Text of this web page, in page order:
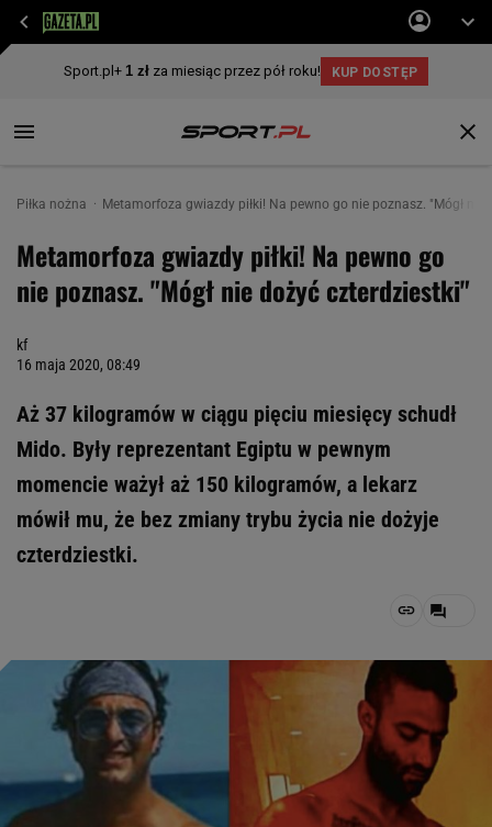
Piłka nożna Metamorfoza gwiazdy piłki! Na pewno go nie poznasz. "Mógł nie
Metamorfoza gwiazdy piłki! Na pewno go
nie poznasz. "Mógł nie dożyć czterdziestki"
kf
16 maja 2020, 08:49
Aż 37 kilogramów w ciągu pięciu miesięcy schudł
Mido. Były reprezentant Egiptu w pewnym
momencie ważył aż 150 kilogramów, a lekarz
mówił mu, że bez zmiany trybu życia nie dożyje
czterdziestki.